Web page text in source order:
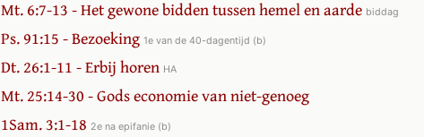
Mt. 6:7-13 - Het gewone bidden tussen hemel en aarde biddag
Ps. 91:15 - Bezoeking 1e van de 40-dagentijd (b)
Dt. 26:1-11 - Erbij horen HA
Mt. 25:14-30 - Gods economie van niet-genoeg
1Sam. 3:1-18 2e na epifanie (b)